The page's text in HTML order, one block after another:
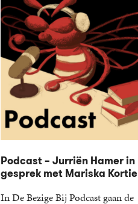
Podcast – Jurriën Hamer in
gesprek met Mariska Kortie
In De Bezige Bij Podcast gaan de